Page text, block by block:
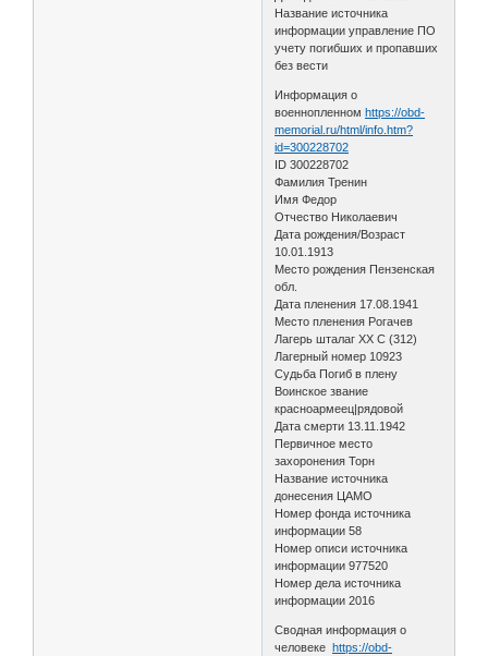
Название источника
информации управление ПО
учету погибших и пропавших
без вести
Информация о
военнопленномhttps://obd-
memorial.ru/html/info.htm?
id=300228702
ID 300228702
Фамилия Тренин
Имя Федор
Отчество Николаевич
Дата рождения/Возраст
10.01.1913
Место рождения Пензенская
обл.
Дата пленения 17.08.1941
Место пленения Рогачев
Лагерь шталаг XX C (312)
Лагерный номер 10923
Судьба Погиб в плену
Воинское звание
красноармеец|рядовой
Дата смерти 13.11.1942
Первичное место
захоронения Торн
Название источника
донесения ЦАМО
Номер фонда источника
информации 58
Номер описи источника
информации 977520
Номер дела источника
информации 2016
Сводная информация о
человекеhttps://obd-